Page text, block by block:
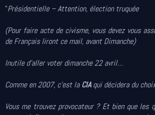
"Présidentielle – Attention, élection truquée
(Pour faire acte de civisme, vous devez vous
de Français liront ce mail, avant Dimanche)
Inutile d’aller voter dimanche 22 avril…
Comme en 2007, c’est laCIAqui décidera du
Vous me trouvez provocateur ? Et bien que les